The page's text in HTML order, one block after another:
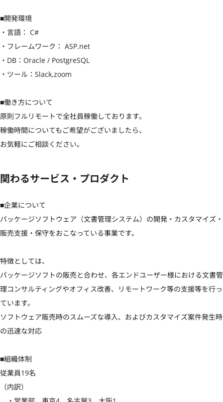
■開発環境
・言語： C#
・フレームワーク： ASP.net
・DB：Oracle / PostgreSQL
・ツール：Slack,zoom
■働き方について
原則フルリモートで全社員稼働しております。
稼働時間についてもご希望がございましたら、
お気軽にご相談ください。
関わるサービス・プロダクト
■企業について
パッケージソフトウェア（文書管理システム）の開発・カスタマイズ・
販売支援・保守をおこなっている事業です。
特徴としては、
パッケージソフトの販売と合わせ、各エンドユーザー様における文書管
理コンサルティングやオフィス改善、リモートワーク等の支援等を行っ
ています。
ソフトウェア販売時のスムーズな導入、およびカスタマイズ案件発生時
の迅速な対応
■組織体制
従業員19名
（内訳）